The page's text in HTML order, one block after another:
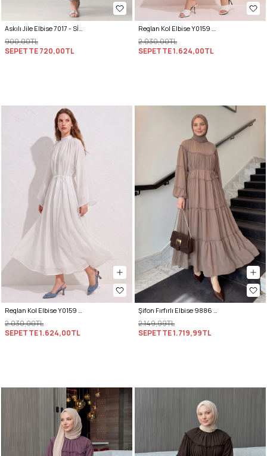
Askılı Jile Elbise 7017 - SİYAH
900,00TL
SEPETTE720,00TL
Reglan Kol Elbise Y0159 - PEMBE
2.030,00TL
SEPETTE1.624,00TL
Reglan Kol Elbise Y0159 - BEYAZ
2.030,00TL
SEPETTE1.624,00TL
Şifon Fırfırlı Elbise 9886 - VİZON
2.149,99TL
SEPETTE1.719,99TL